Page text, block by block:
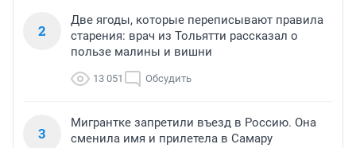
2
Две ягоды, которые переписывают правила
старения: врач из Тольятти рассказал о
пользе малины и вишни
13 051 Обсудить
3
Мигрантке запретили въезд в Россию. Она
сменила имя и прилетела в Самару